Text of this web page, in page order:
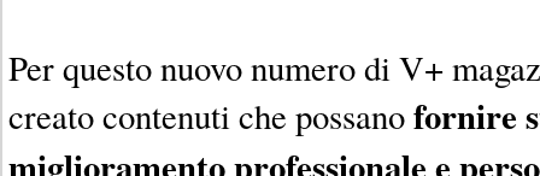
Per questo nuovo numero di V+
creato contenuti che possanofornire